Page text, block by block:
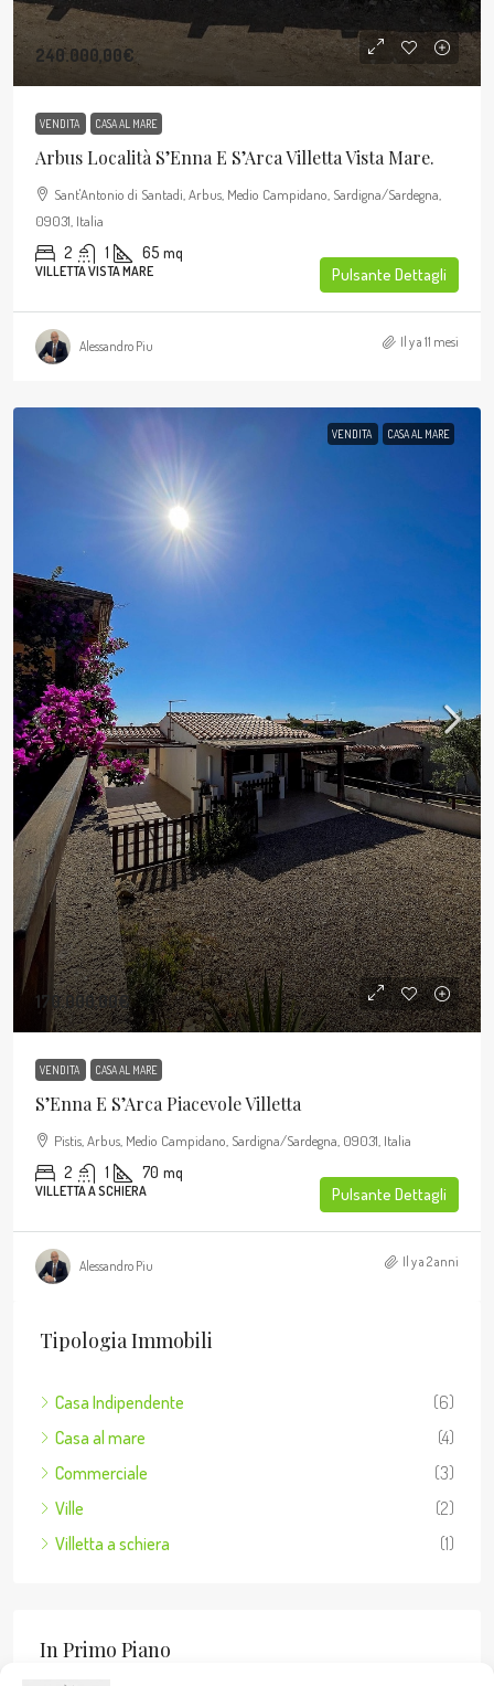
240.000,00€
VENDITA CASA AL MARE
Arbus Località S’Enna E S’Arca Villetta Vista Mare.
Sant'Antonio di Santadi, Arbus, Medio Campidano, Sardigna/Sardegna,
09031, Italia
2 1 65 mq
VILLETTA VISTA MARE Pulsante Dettagli
Alessandro Piu Il y a 11 mesi
VENDITA CASA AL MARE
170.000,00€
VENDITA CASA AL MARE
S’Enna E S’Arca Piacevole Villetta
Pistis, Arbus, Medio Campidano, Sardigna/Sardegna, 09031, Italia
2 1 70 mq
VILLETTA A SCHIERA Pulsante Dettagli
Alessandro Piu Il y a 2 anni
Tipologia Immobili
Casa Indipendente
(6)
Casa al mare
(4)
Commerciale
(3)
Ville
(2)
Villetta a schiera
(1)
In Primo Piano